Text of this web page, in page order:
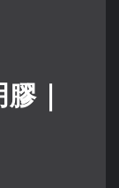
｜